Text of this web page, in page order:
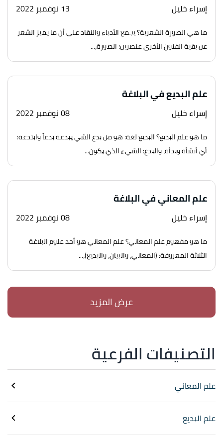
إسراء خليل 13 نوفمبر 2022
ما هي الصورة الشعرية؟ يجمع الأدباء والنقاد على أن ما يميز الشعر
عن بقية الفنون الأخرى عنصرين؛ الصورة،...
علم البديع في البلاغة
إسراء خليل 08 نوفمبر 2022
ما هو علم البديع؟ البديع لغة: هو من بدع الشي يبدعه بدعاً وابتدعه:
أي أنشأه وبدأه، والبدع: الشيء الذي يكون...
علم المعاني في البلاغة
إسراء خليل 08 نوفمبر 2022
ما هو مفهوم علم المعاني؟ علم المعاني هو أحد علوم البلاغة
الثلاثة المعروفة: (المعاني، والبيان، والبديع)،...
التصنيفات الفرعية
علم المعاني
علم البديع